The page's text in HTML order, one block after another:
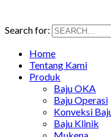
Search for:
Home
Tentang Kami
Produk
Baju OKA
Baju Operasi
Konveksi
Baju Klinik